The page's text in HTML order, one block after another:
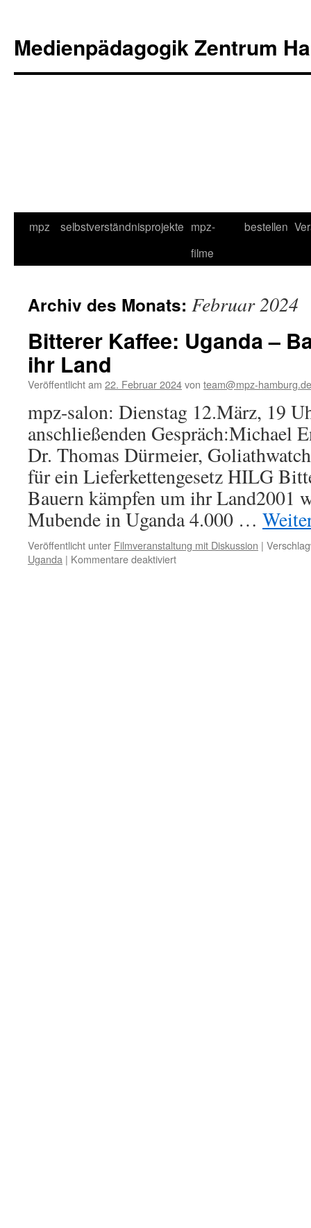
Medienpädagogik Zentrum
Zum
mpz selbstverständnisprojekte mpz-
filme
bestellen
Archiv des Monats: Februar 2024
Bitterer Kaffee: Uganda –
ihr Land
Veröffentlicht am 22. Februar 2024von team@mpz-hamburg.de
mpz-salon: Dienstag 12.März, 19
anschließenden Gespräch:Michael
Dr. Thomas Dürmeier,
für ein Lieferkettengesetz HILG
Bauern kämpfen um ihr Land2001
Mubende in Uganda 4.000 …
Veröffentlicht unter Filmveranstaltung mit Diskussion |
Uganda | Kommentare deaktiviertfür